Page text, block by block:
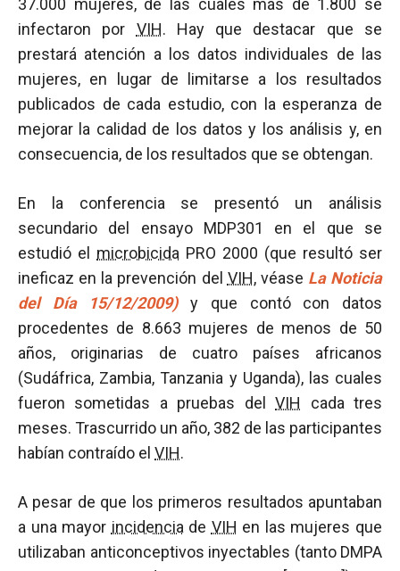
37.000 mujeres, de las cuales más de 1.800 se
infectaron por VIH. Hay que destacar que se
prestará atención a los datos individuales de las
mujeres, en lugar de limitarse a los resultados
publicados de cada estudio, con la esperanza de
mejorar la calidad de los datos y los análisis y, en
consecuencia, de los resultados que se obtengan.
En la conferencia se presentó un análisis
secundario del ensayo MDP301 en el que se
estudió el microbicida PRO 2000 (que resultó ser
ineficaz en la prevención del VIH, véase La Noticia
del Día 15/12/2009)y que contó con datos
procedentes de 8.663 mujeres de menos de 50
años, originarias de cuatro países africanos
(Sudáfrica, Zambia, Tanzania y Uganda), las cuales
fueron sometidas a pruebas delVIH
cada tres
meses. Trascurrido un año, 382 de las participantes
habían contraído el VIH.
A pesar de que los primeros resultados apuntaban
a una mayor incidencia de VIH en las mujeres que
utilizaban anticonceptivos inyectables (tanto DMPA